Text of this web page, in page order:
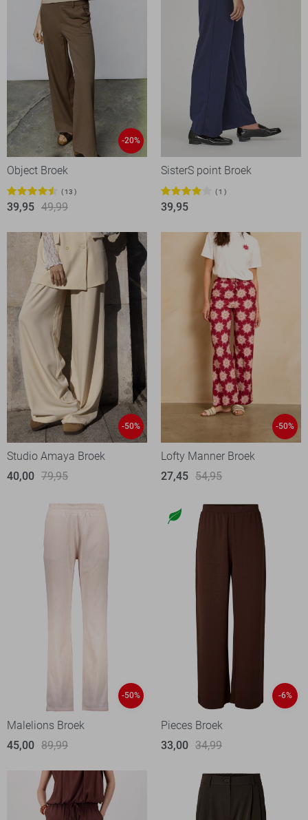
-20%
Object Broek
13
39,95 49,99
SisterS point Broek
1
39,95
-50%
Studio Amaya Broek
40,00 79,95
-50%
Lofty Manner Broek
27,45 54,95
-50%
Malelions Broek
45,00 89,99
-6%
Pieces Broek
33,00 34,99